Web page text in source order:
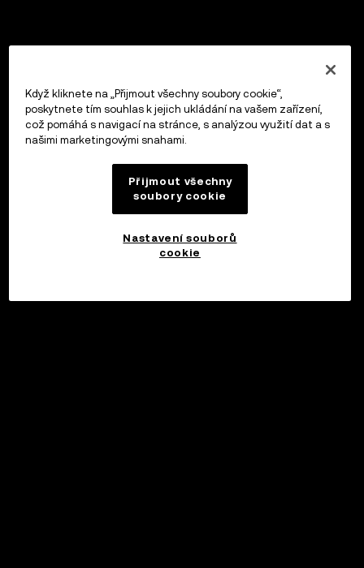
Když kliknete na „Přijmout všechny soubory cookie“,
poskytnete tím souhlas k jejich ukládání na vašem zařízení,
což pomáhá s navigací na stránce, s analýzou využití dat a s
našimi marketingovými snahami.
Přijmout všechny
soubory cookie
Nastavení souborů
cookie